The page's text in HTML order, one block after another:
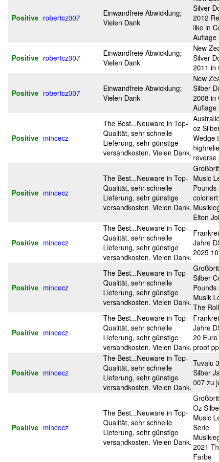
Positive robertcz007
Einwandfreie Abwicklung;
Vielen Dank
Silver
2012
like in
Auflage
Positive robertcz007
Einwandfreie Abwicklung;
Vielen Dank
New
Silver
2011 in
Positive robertcz007
Einwandfreie Abwicklung;
Vielen Dank
New
Silber
2008 in
Auflage
Positive mincecz
The Best...Neuware in Top-
Qualität, sehr schnelle
Lieferung, sehr günstige
versandkosten. Vielen Dank.
oz
Wedge
reverse
Positive mincecz
The Best...Neuware in Top-
Qualität, sehr schnelle
Lieferung, sehr günstige
versandkosten. Vielen Dank.
Music
Elton
Positive mincecz
The Best...Neuware in Top-
Qualität, sehr schnelle
Lieferung, sehr günstige
versandkosten. Vielen Dank.
Jahre
2025
Positive mincecz
The Best...Neuware in Top-
Qualität, sehr schnelle
Lieferung, sehr günstige
versandkosten. Vielen Dank.
Silber
Musik
The
Positive mincecz
The Best...Neuware in Top-
Qualität, sehr schnelle
Lieferung, sehr günstige
versandkosten. Vielen Dank.
Jahre
20
proof pp
Positive mincecz
The Best...Neuware in Top-
Qualität, sehr schnelle
Lieferung, sehr günstige
versandkosten. Vielen Dank.
Tuvalu
Silber
007 zu
Positive mincecz
The Best...Neuware in Top-
Qualität, sehr schnelle
Lieferung, sehr günstige
versandkosten. Vielen Dank.
Oz
Music
Serie
2021
Farbe